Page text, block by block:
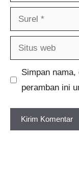
Surel
Situs
web
Simpan
peramban ini